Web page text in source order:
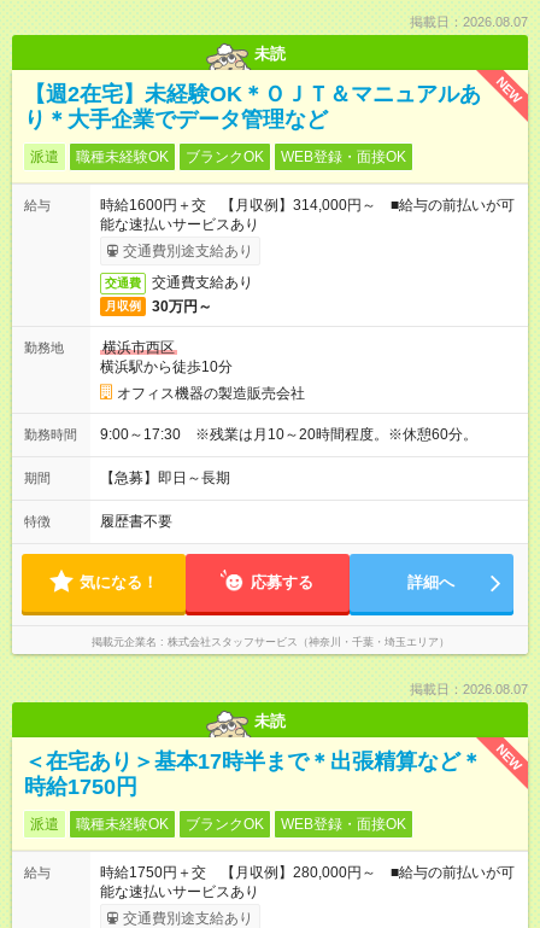
掲載日：2026.08.07
未読
NEW
【週2在宅】未経験OK＊ＯＪＴ＆マニュアルあ
り＊大手企業でデータ管理など
派遣 職種未経験OK ブランクOK WEB登録・面接OK
給与
時給1600円＋交 【月収例】314,000円～ ■給与の前払いが可
能な速払いサービスあり
交通費別途支給あり
交通費 交通費支給あり
月収例 30万円～
勤務地
横浜市西区
横浜駅から徒歩10分
オフィス機器の製造販売会社
勤務時間 9:00～17:30 ※残業は月10～20時間程度。※休憩60分。
期間 【急募】即日～長期
特徴 履歴書不要
気になる！ 応募する 詳細へ
掲載元企業名 株式会社スタッフサービス（神奈川・千葉・埼玉エリア）
掲載日：2026.08.07
未読
NEW
＜在宅あり＞基本17時半まで＊出張精算など＊
時給1750円
派遣 職種未経験OK ブランクOK WEB登録・面接OK
給与
時給1750円＋交 【月収例】280,000円～ ■給与の前払いが可
能な速払いサービスあり
交通費別途支給あり